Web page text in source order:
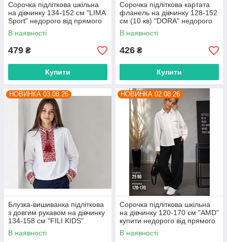
Сорочка підліткова шкільна
на дівчинку 134-152 см "LIMA
Sport" недорого від прямого
постачальника
В наявності
479 ₴
Купити
Сорочка підліткова картата
фланель на дівчинку 128-152
см (10 кв) "DORA" недорого
від прямого постачальника
В наявності
426 ₴
Купити
НОВИНКА 03.08.26
Блузка-вишиванка підліткова
з довгим рукавом на дівчинку
134-158 см "FILI KIDS"
недорого від прямого
постачальника
В наявності
НОВИНКА 02.08.26
Сорочка підліткова шкільна
на дівчинку 120-170 см "AMD"
купити недорого від прямого
постачальника
В наявності